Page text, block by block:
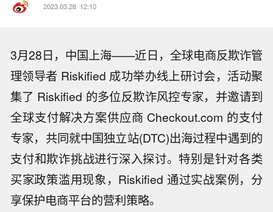
2023.03.28 12:10
3月28日，中国上海——近日，全球电商反欺诈管
理领导者 Riskified 成功举办线上研讨会，活动聚
集了 Riskified 的多位反欺诈风控专家，并邀请到
全球支付解决方案供应商 Checkout.com 的支付
专家，共同就中国独立站(DTC)出海过程中遇到的
支付和欺诈挑战进行深入探讨。特别是针对各类
买家政策滥用现象，Riskified 通过实战案例，分
享保护电商平台的营利策略。